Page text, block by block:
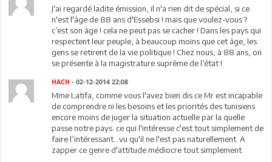
J'ai regardé ladite émission, il n'a rien dit de spécial, si ce
n'est l'âge de 88 ans d'Essebsi ! mais que voulez-vous ?
c’est son âge ! cela ne peut pas se cacher ! Dans les pays qui
respectent leur peuple, à beaucoup moins que cet âge, les
gens se retirent de la vie politique ! Chez nous, à 88 ans, on
se présente à la magistrature suprême de l’état !
HACH - 02-12-2014 22:08
Mme Latifa, comme vous l'avez bien dis ce Mr est incapable
de comprendre ni les besoins et les priorités des tunisiens
encore moins de juger la situation actuelle par la quelle
passe notre pays. ce qui l'intéresse c'est tout simplement de
faire l’intéressant...vu qu'il ne l'est pas naturellement. A
zapper ce genre d'attitude médiocre tout simplement